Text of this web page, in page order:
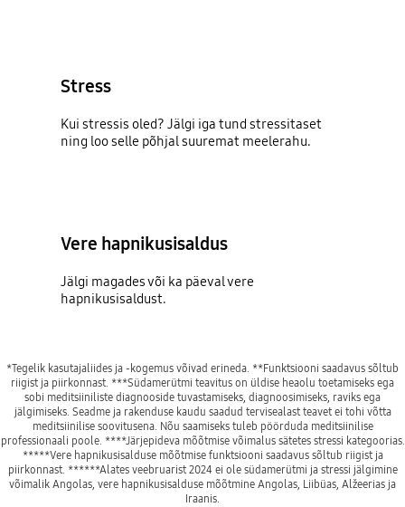
Stress
Kui stressis oled? Jälgi iga tund stressitaset
ning loo selle põhjal suuremat meelerahu.
Vere hapnikusisaldus
Jälgi magades või ka päeval vere
hapnikusisaldust.
*Tegelik kasutajaliides ja -kogemus võivad erineda. **Funktsiooni saadavus sõltub
riigist ja piirkonnast. ***Südamerütmi teavitus on üldise heaolu toetamiseks ega
sobi meditsiiniliste diagnooside tuvastamiseks, diagnoosimiseks, raviks ega
jälgimiseks. Seadme ja rakenduse kaudu saadud tervisealast teavet ei tohi võtta
meditsiinilise soovitusena. Nõu saamiseks tuleb pöörduda meditsiinilise
professionaali poole. ****Järjepideva mõõtmise võimalus sätetes stressi kategoorias.
*****Vere hapnikusisalduse mõõtmise funktsiooni saadavus sõltub riigist ja
piirkonnast. ******Alates veebruarist 2024 ei ole südamerütmi ja stressi jälgimine
võimalik Angolas, vere hapnikusisalduse mõõtmine Angolas, Liibüas, Alžeerias ja
Iraanis.